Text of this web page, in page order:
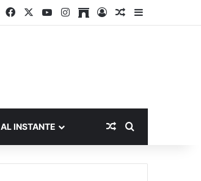
FacebookYouTubeInstagram
ArchiveAccesoPublicación al
Barra lateral
AL INSTANTE Publicación al
Buscar por